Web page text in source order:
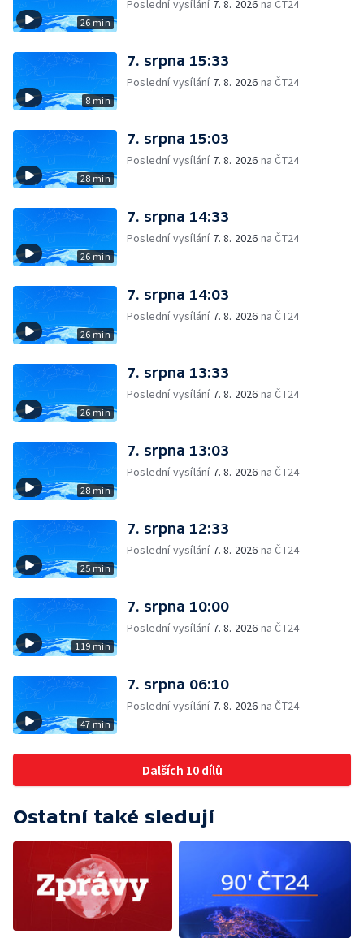
26 min
Poslední vysílání 7. 8. 2026 na ČT24
8 min
7. srpna 15:33
Poslední vysílání 7. 8. 2026 na ČT24
28 min
7. srpna 15:03
Poslední vysílání 7. 8. 2026 na ČT24
26 min
7. srpna 14:33
Poslední vysílání 7. 8. 2026 na ČT24
26 min
7. srpna 14:03
Poslední vysílání 7. 8. 2026 na ČT24
26 min
7. srpna 13:33
Poslední vysílání 7. 8. 2026 na ČT24
28 min
7. srpna 13:03
Poslední vysílání 7. 8. 2026 na ČT24
25 min
7. srpna 12:33
Poslední vysílání 7. 8. 2026 na ČT24
119 min
7. srpna 10:00
Poslední vysílání 7. 8. 2026 na ČT24
47 min
7. srpna 06:10
Poslední vysílání 7. 8. 2026 na ČT24
Dalších 10 dílů
Ostatní také sledují